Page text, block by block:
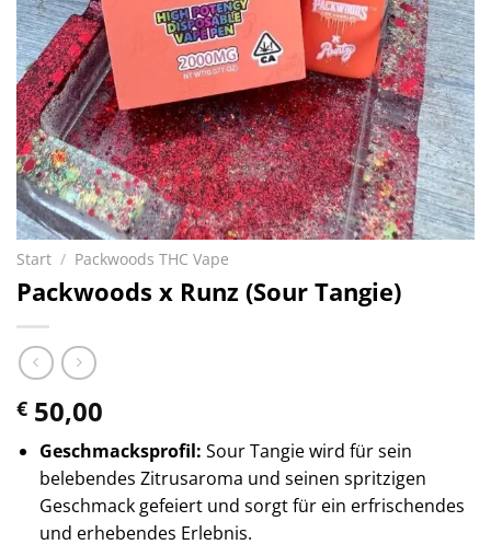
Start / Packwoods THC Vape
Packwoods x Runz (Sour Tangie)
€ 50,00
Geschmacksprofil: Sour Tangie wird für sein
belebendes Zitrusaroma und seinen spritzigen
Geschmack gefeiert und sorgt für ein erfrischendes
und erhebendes Erlebnis.